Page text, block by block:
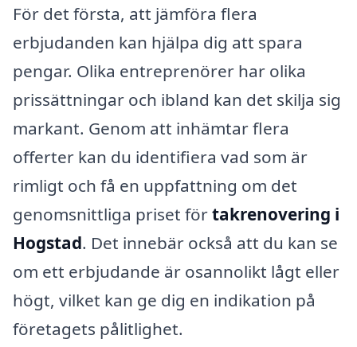
För det första, att jämföra flera
erbjudanden kan hjälpa dig att spara
pengar. Olika entreprenörer har olika
prissättningar och ibland kan det skilja sig
markant. Genom att inhämtar flera
offerter kan du identifiera vad som är
rimligt och få en uppfattning om det
genomsnittliga priset förtakrenovering i
Hogstad. Det innebär också att du kan se
om ett erbjudande är osannolikt lågt eller
högt, vilket kan ge dig en indikation på
företagets pålitlighet.